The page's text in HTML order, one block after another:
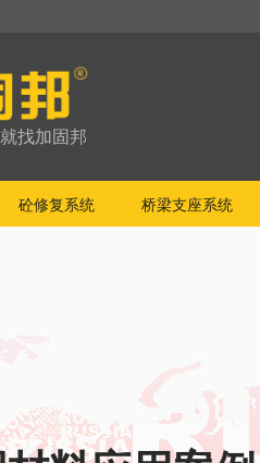
找加固邦
砼修复系统 桥梁支座系统